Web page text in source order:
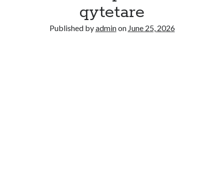
qytetare
Published byadminon June 25, 2026